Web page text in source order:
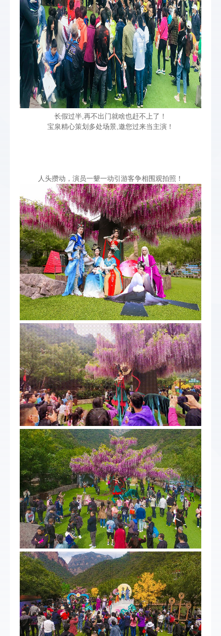
长假过半,再不出门就啥也赶不上了！
宝泉精心策划多处场景,邀您过来当主演！
人头攒动，演员一颦一动引游客争相围观拍照！